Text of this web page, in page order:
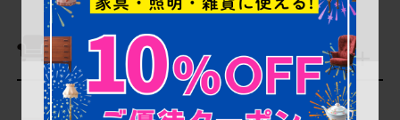
商品を探す